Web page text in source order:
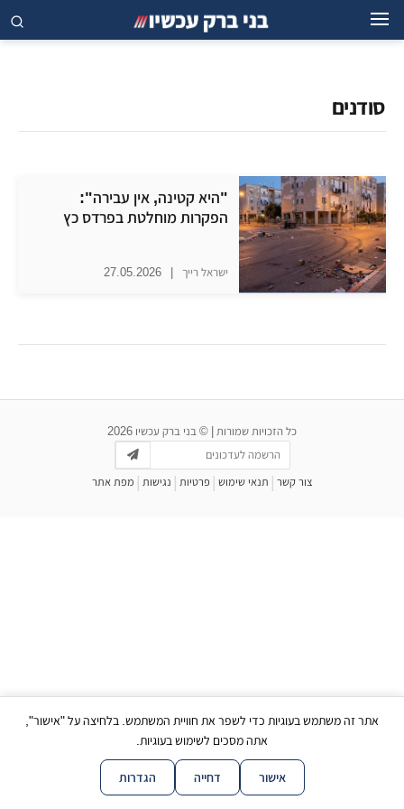
סודנים
"היא קטינה, אין עבירה":
הפקרות מוחלטת בפרדס כץ
ישראל רייך |
27.05.2026
אתר זה משתמש בעוגיות כדי לשפר את חוויית המשתמש. בלחיצה על "אישור",
אתה מסכים לשימוש בעוגיות.
אישור דחייה הגדרות
כל הזכויות שמורות | © בני ברק עכשיו 2026
צור קשר | תנאי שימוש | פרטיות | נגישות | מפת אתר